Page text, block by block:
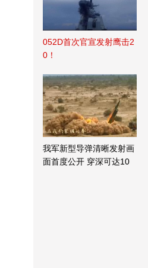
052D首次官宣发射鹰击2
0！
我军新型导弹清晰发射画
面首度公开 穿深可达10